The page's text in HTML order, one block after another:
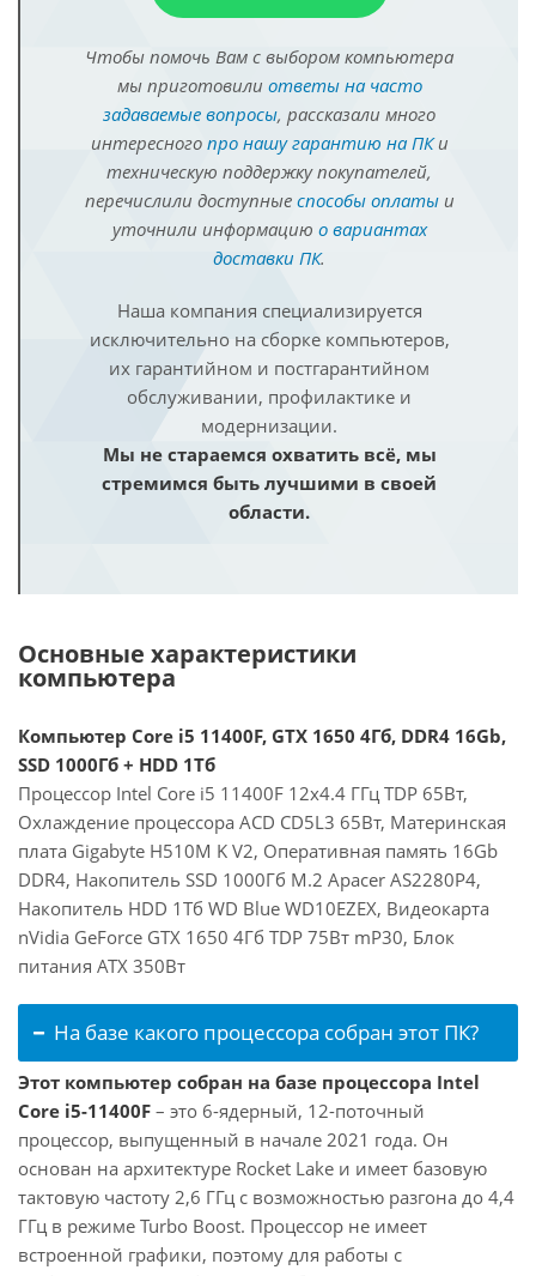
Чтобы помочь Вам с выбором компьютера
мы приготовили ответы на часто
задаваемые вопросы, рассказали много
интересного про нашу гарантию на ПКи
техническую поддержку покупателей,
перечислили доступные способы оплатыи
уточнили информацию о вариантах
доставки ПК.
Наша компания специализируется
исключительно на сборке компьютеров,
их гарантийном и постгарантийном
обслуживании, профилактике и
модернизации.
Мы не стараемся охватить всё, мы
стремимся быть лучшими в своей
области.
Основные характеристики
компьютера
Компьютер Core i5 11400F, GTX 1650 4Гб, DDR4 16Gb,
SSD 1000Гб + HDD 1Тб
Процессор Intel Core i5 11400F 12x4.4 ГГц TDP 65Вт,
Охлаждение процессора ACD CD5L3 65Вт, Материнская
плата Gigabyte H510M K V2, Оперативная память 16Gb
DDR4, Накопитель SSD 1000Гб M.2 Apacer AS2280P4,
Накопитель HDD 1Тб WD Blue WD10EZEX, Видеокарта
nVidia GeForce GTX 1650 4Гб TDP 75Вт mP30, Блок
питания ATX 350Вт
На базе какого процессора собран этот ПК?
Этот компьютер собран на базе процессора Intel
Core i5-11400F – это 6-ядерный, 12-поточный
процессор, выпущенный в начале 2021 года. Он
основан на архитектуре Rocket Lake и имеет базовую
тактовую частоту 2,6 ГГц с возможностью разгона до 4,4
ГГц в режиме Turbo Boost. Процессор не имеет
встроенной графики, поэтому для работы с